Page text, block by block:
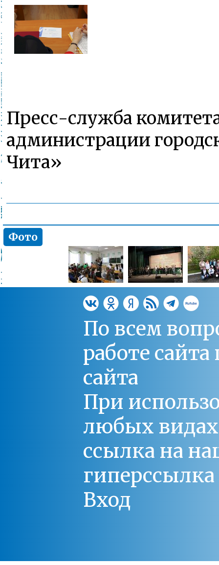
Пресс-служба
администрации
Чита»
Фото
По всем
работе
сайта
При
любых
ссылка на
Вход